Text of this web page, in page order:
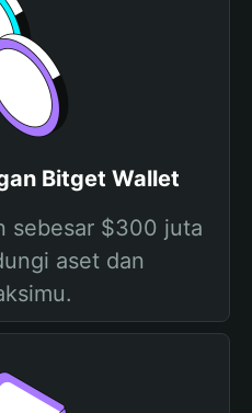
Bitget Wallet
sebesar $300 juta
aset dan